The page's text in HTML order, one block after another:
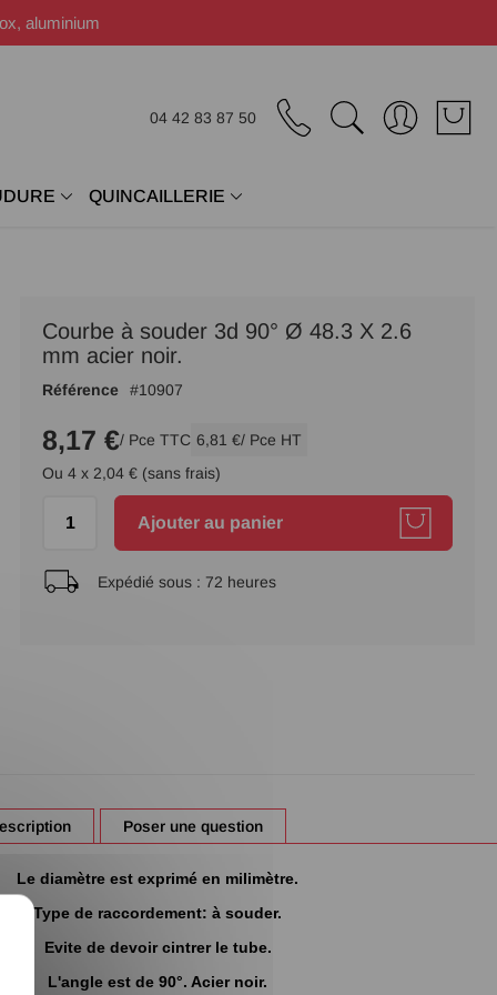
aluminium
04 42 83 87 50
QUINCAILLERIE
Courbe à souder 3d 90° Ø 48.3 X 2.6
mm acier noir.
Référence 10907
8,17 €/ Pce TTC 6,81 €/ Pce HT
Ou 4 x 2,04 € (sans frais)
Ajouter au panier
Expédié sous : 72 heures
Le diamètre est exprimé en milimètre.
Type de raccordement: à souder.
Evite de devoir cintrer le tube.
L'angle est de 90°. Acier noir.
Poser une question